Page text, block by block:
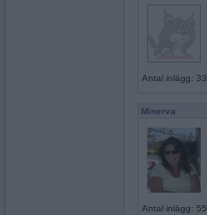
Antal inlägg: 33
Minerva
Antal inlägg: 55